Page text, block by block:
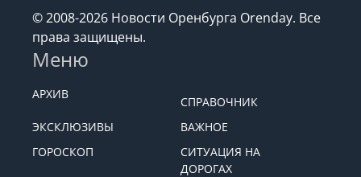
© 2008-2026 Новости Оренбурга Orenday. Все
права защищены.
Меню
АРХИВ
СПРАВОЧНИК
ЭКСКЛЮЗИВЫ
ВАЖНОЕ
ГОРОСКОП
СИТУАЦИЯ НА
ДОРОГАХ